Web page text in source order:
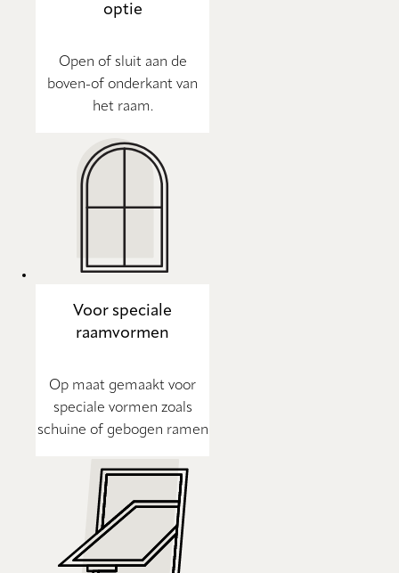
optie
Open of sluit aan de
boven-of onderkant van
het raam.
Voor speciale
raamvormen
Op maat gemaakt voor
speciale vormen zoals
schuine of gebogen ramen